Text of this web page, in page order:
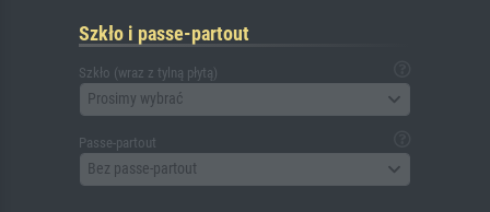
Szkło i passe-partout
Szkło (wraz z tylną płytą)
Prosimy wybrać
Passe-partout
Bez passe-partout